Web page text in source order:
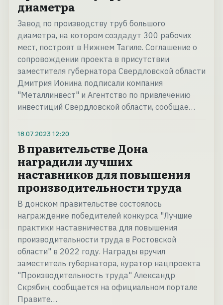
диаметра
Завод по производству труб большого
диаметра, на котором создадут 300 рабочих
мест, построят в Нижнем Тагиле. Соглашение о
сопровождении проекта в присутствии
заместителя губернатора Свердловской области
Дмитрия Ионина подписали компания
"Металлинвест" и Агентство по привлечению
инвестиций Свердловской области, сообщае…
18.07.2023 12:20
В правительстве Дона
наградили лучших
наставников для повышения
производительности труда
В донском правительстве состоялось
награждение победителей конкурса "Лучшие
практики наставничества для повышения
производительности труда в Ростовской
области" в 2022 году. Награды вручил
заместитель губернатора, куратор нацпроекта
"Производительность труда" Александр
Скрябин, сообщается на официальном портале
Правите…